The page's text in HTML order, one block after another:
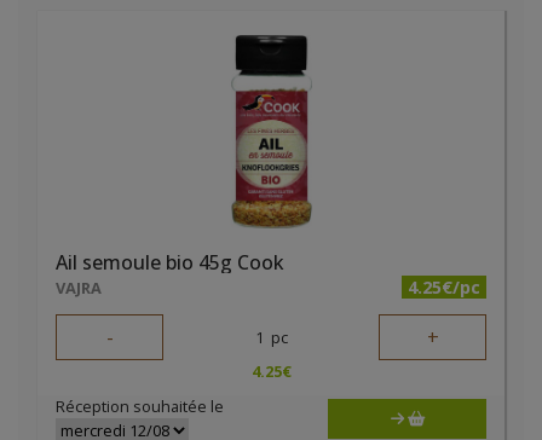
Ail semoule bio 45g Cook
VAJRA 4.25€/pc
- 1 pc +
4.25€
Réception souhaitée le